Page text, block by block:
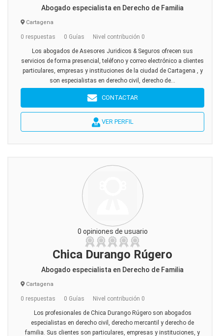
Abogado especialista en Derecho de Familia
Cartagena
0 respuestas 0 Guías Nivel contribución 0
Los abogados de Asesores Juridicos & Seguros ofrecen sus
servicios de forma presencial, teléfono y correo electrónico a clientes
particulares, empresas y instituciones de la ciudad de Cartagena , y
son especialistas en derecho civil, derecho de...
CONTACTAR
VER PERFIL
0 opiniones de usuario
Chica Durango Rúgero
Abogado especialista en Derecho de Familia
Cartagena
0 respuestas 0 Guías Nivel contribución 0
Los profesionales de Chica Durango Rúgero son abogados
especialistas en derecho civil, derecho mercantil y derecho de
familia. Sus clientes son particulares, empresas y instituciones, y